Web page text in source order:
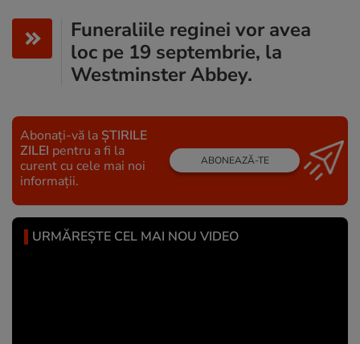
Funeraliile reginei vor avea
loc pe 19 septembrie, la
Westminster Abbey.
Abonați-vă la ȘTIRILE
ZILEI pentru a fi la
curent cu cele mai noi
informații.
ABONEAZĂ-TE
URMĂREȘTE CEL MAI NOU VIDEO